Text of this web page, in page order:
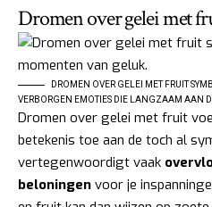
Dromen over gelei met
DROMEN OVER GELEI MET FRUIT
VERBORGEN EMOTIES DIE LANGZAAM AAN
Dromen over gelei met fruit
betekenis toe aan de toch al
vertegenwoordigt vaak
beloningen voor je